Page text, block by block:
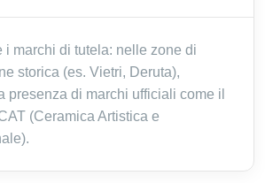
i marchi di tutela: nelle zone di
storica (es. Vietri, Deruta),
presenza di marchi ufficiali come il
(Ceramica Artistica e